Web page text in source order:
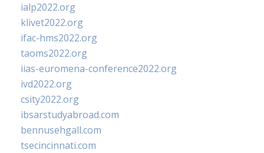
ialp2022.org
klivet2022.org
ifac-hms2022.org
taoms2022.org
iias-euromena-conference2022.org
ivd2022.org
csity2022.org
ibsarstudyabroad.com
bennusehgall.com
tsecincinnati.com